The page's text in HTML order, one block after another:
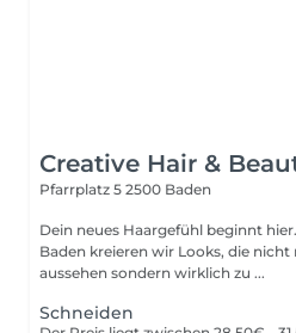
Creative Hair &
Pfarrplatz 5 2500 Baden
Dein neues Haargefühl beginnt hier. Bei Creative Hair & Beauty
Baden kreieren wir Looks, die
aussehen sondern wirklich zu ...
Schneiden